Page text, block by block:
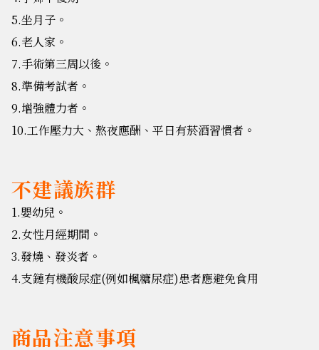
5.坐月子。
6.老人家。
7.手術第三周以後。
8.準備考試者。
9.增強體力者。
10.工作壓力大、熬夜應酬、平日有菸酒習慣者。
不建議族群
1.嬰幼兒。
2.女性月經期間 。
3.發燒、發炎者。
4.支鏈有機酸尿症(例如楓糖尿症)患者應避免食用
商品注意事項